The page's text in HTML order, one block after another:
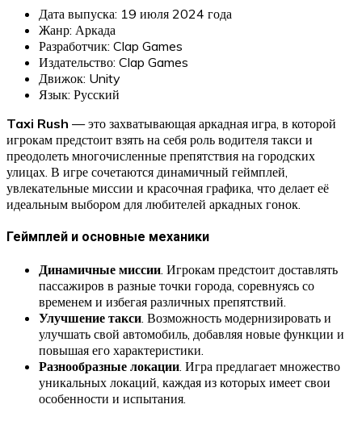
Дата выпуска: 19 июля 2024 года
Жанр: Аркада
Разработчик: Clap Games
Издательство: Clap Games
Движок: Unity
Язык: Русский
Taxi Rush — это захватывающая аркадная игра, в которой
игрокам предстоит взять на себя роль водителя такси и
преодолеть многочисленные препятствия на городских
улицах. В игре сочетаются динамичный геймплей,
увлекательные миссии и красочная графика, что делает её
идеальным выбором для любителей аркадных гонок.
Геймплей и основные механики
Динамичные миссии. Игрокам предстоит доставлять
пассажиров в разные точки города, соревнуясь со
временем и избегая различных препятствий.
Улучшение такси. Возможность модернизировать и
улучшать свой автомобиль, добавляя новые функции и
повышая его характеристики.
Разнообразные локации. Игра предлагает множество
уникальных локаций, каждая из которых имеет свои
особенности и испытания.